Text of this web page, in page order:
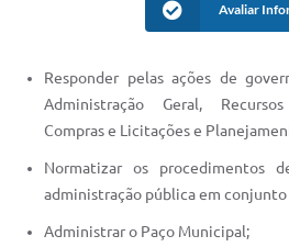
Avaliar
Responder pelas ações de
Administração Geral,
Compras e Licitações e
Normatizar os procedimentos
administração pública em
Administrar o Paço Municipal;